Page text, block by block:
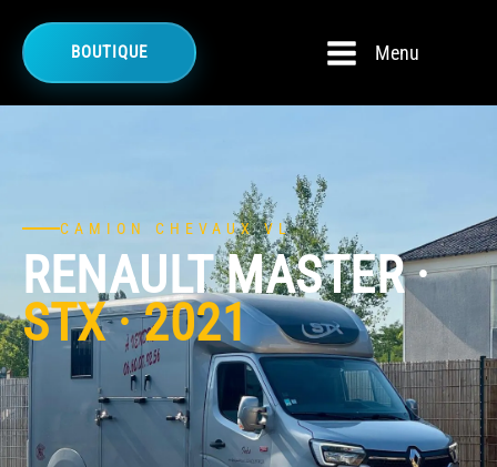
BOUTIQUE Menu
CAMION CHEVAUX VL
RENAULT MASTER ·
STX · 2021